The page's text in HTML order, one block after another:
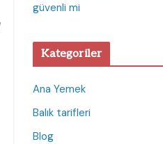
güvenli mi
Kategoriler
Ana Yemek
Balık tarifleri
Blog